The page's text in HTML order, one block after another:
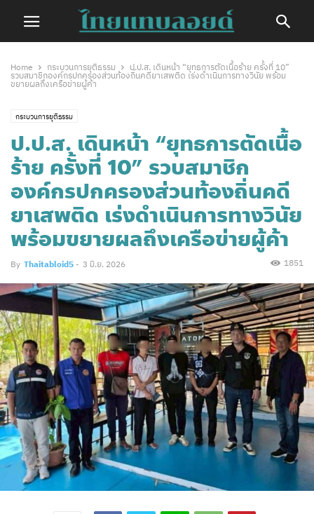
Home กระบวนการยุติธรรม
ป.ป.ส. เดินหน้า “ยุทธการตัดเนื้อร้าย ครั้งที่ 10”
รวบสมาชิกองค์กรปกครองส่วนท้องถิ่นคดียาเสพติด เร่งดำเนินการทางวินัย พร้อม
ขยายผลถึงเครือข่ายผู้ค้า
กระบวนการยุติธรรม
ป.ป.ส. เดินหน้า “ยุทธการตัดเนื้อ
ร้าย ครั้งที่ 10” รวบสมาชิก
องค์กรปกครองส่วนท้องถิ่นคดี
ยาเสพติด เร่งดำเนินการทางวินัย
พร้อมขยายผลถึงเครือข่ายผู้ค้า
By Thaitabloid5 - 3 มิ.ย. 2026 1851